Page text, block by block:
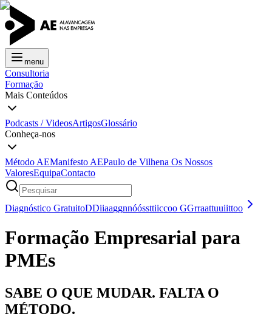
menu
Consultoria
Formação
Mais Conteúdos
Podcasts / VideosArtigosGlossário
Conheça-nos
Método AEManifesto AEPaulo de Vilhena Os Nossos
ValoresEquipaContacto
Diagnóstico GratuitoDDiiaaggnnóóssttiiccoo GGrraattuuiittoo
Formação Empresarial para
PMEs
SABE O QUE MUDAR. FALTA O
MÉTODO.